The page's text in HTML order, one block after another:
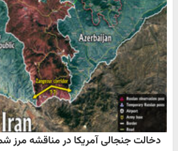
دخالت جنجالی آمریکا در مناقشه مرز